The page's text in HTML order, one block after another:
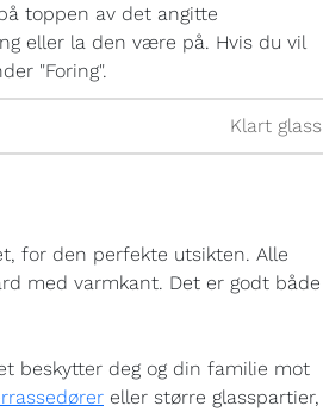
toppen av det angitte
eller la den være på. Hvis du vil
"Foring".
Klart glass
for den perfekte utsikten. Alle
med varmkant. Det er godt både
beskytter deg og din familie mot
eller større glasspartier,